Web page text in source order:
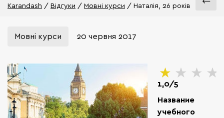
Karandash Відгуки Мовні курси Наталія, 26 років
Мовні курси 20 червня 2017
1,0/5
Название
учебного